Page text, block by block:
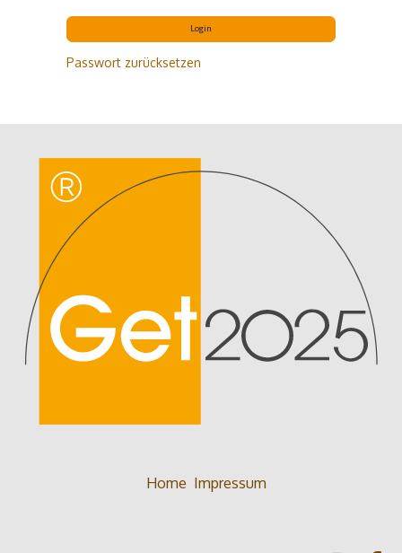
Login
Passwort zurücksetzen
Home Impressum